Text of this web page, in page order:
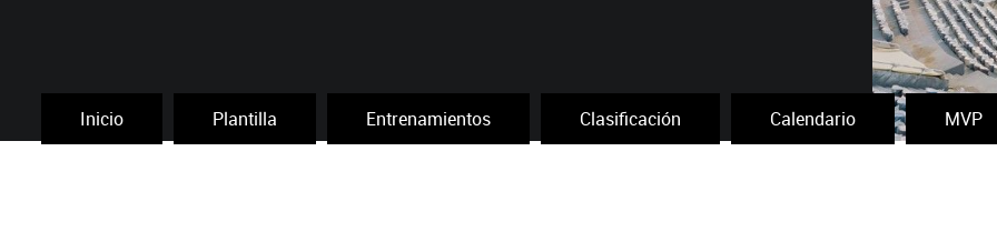
Inicio Plantilla Entrenamientos Clasificación Calendario MVP